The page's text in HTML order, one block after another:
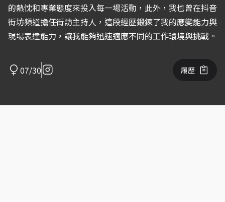
的熱忱和專業態度來投入每一場活動，此外，我也曾在抖音
街坊頻道擔任街訪主持人，這段經歷鍛鍊了我的應變能力與
現場表達能力，讓我能夠迅速適應不同的工作環境與挑戰。
07/30 履歷